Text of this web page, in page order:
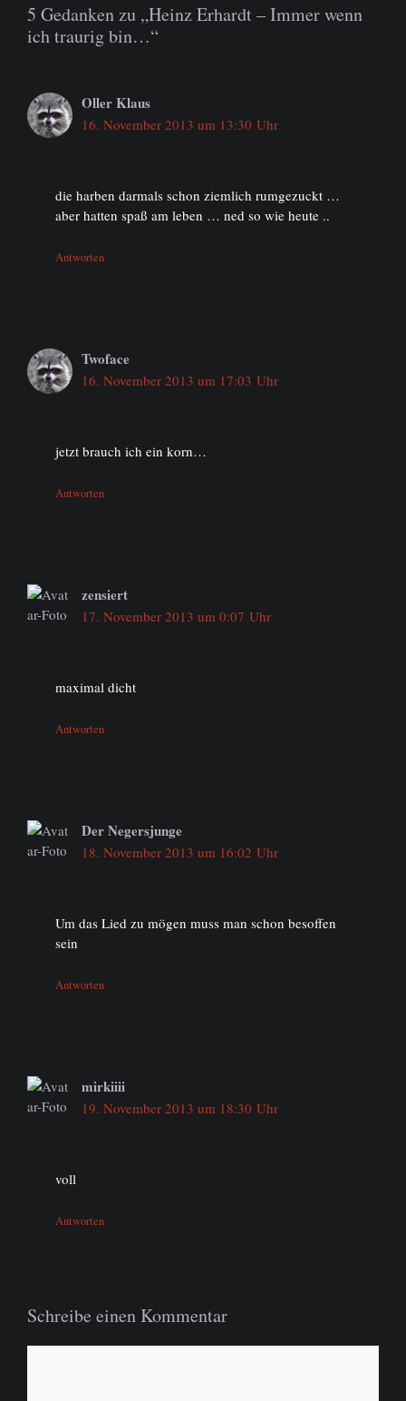
5 Gedanken zu „Heinz Erhardt – Immer wenn
ich traurig bin…“
Oller Klaus
16. November 2013 um 13:30 Uhr
die harben darmals schon ziemlich rumgezuckt …
aber hatten spaß am leben … ned so wie heute ..
Antworten
Twoface
16. November 2013 um 17:03 Uhr
jetzt brauch ich ein korn…
Antworten
zensiert
17. November 2013 um 0:07 Uhr
maximal dicht
Antworten
Der Negersjunge
18. November 2013 um 16:02 Uhr
Um das Lied zu mögen muss man schon besoffen
sein
Antworten
mirkiiii
19. November 2013 um 18:30 Uhr
voll
Antworten
Schreibe einen Kommentar